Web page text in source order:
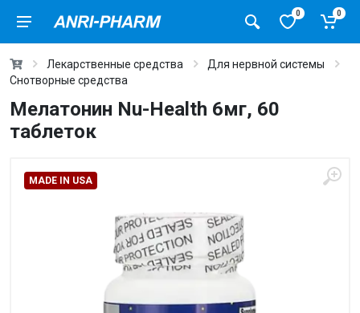
0 0
Лекарственные средства
Для нервной системы
Снотворные средства
Мелатонин Nu-Health 6мг, 60
таблеток
MADE IN USA